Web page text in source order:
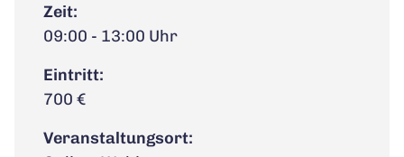
Zeit:
09:00 - 13:00 Uhr
Eintritt:
700 €
Veranstaltungsort: